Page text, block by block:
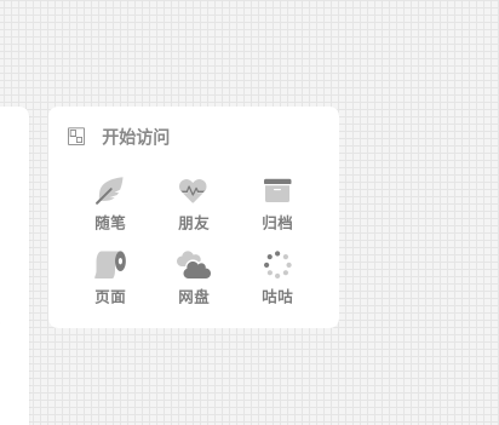
开始访问
随笔 朋友 归档
页面 网盘 咕咕